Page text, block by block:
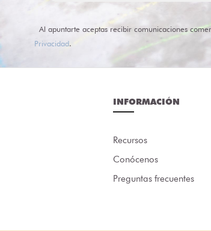
Al apuntarte aceptas recibir comunicaciones
Privacidad.
INFORMACIÓN
Recursos
Conócenos
Preguntas frecuentes